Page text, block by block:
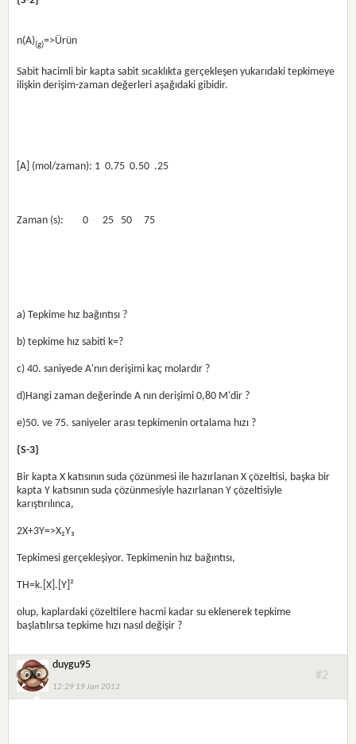
n(A)(g)=>Ürün
Sabit hacimli bir kapta sabit sıcaklıkta gerçekleşen yukarıdaki tepkimeye
ilişkin derişim-zaman değerleri aşağıdaki gibidir.
[A] (mol/zaman): 1  0.75  0.50  .25
Zaman (s):        0      25   50     75
a) Tepkime hız bağıntısı ?
b) tepkime hız sabiti k=?
c) 40. saniyede A'nın derişimi kaç molardır ?
d)Hangi zaman değerinde A nın derişimi 0,80 M'dir ?
e)50. ve 75. saniyeler arası tepkimenin ortalama hızı ?
{S-3}
Bir kapta X katısının suda çözünmesi ile hazırlanan X çözeltisi, başka bir
kapta Y katısının suda çözünmesiyle hazırlanan Y çözeltisiyle
karıştırılınca,
2X+3Y=>X₂Y₃
Tepkimesi gerçekleşiyor. Tepkimenin hız bağıntısı,
TH=k.[X].[Y]²
olup, kaplardaki çözeltilere hacmi kadar su eklenerek tepkime
başlatılırsa tepkime hızı nasıl değişir ?
duygu95
12:29 19 Jan 2012
#2